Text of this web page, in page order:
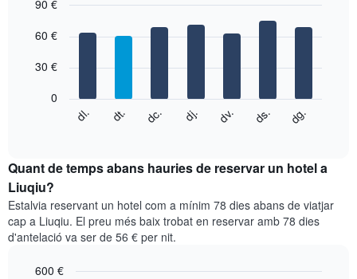
El
té
eix
gràfic
té
1
eix
Y
chart
bars.
el
preu
mitjà
d'una
habitació
cada
de
graphic.
dl. dt. dc. dj. dv. ds. dg.
0
30 €
60 €
90 €
Quant de temps abans hauries de reservar un hotel a
Liuqiu?
Estalvia reservant un hotel com a mínim 78 dies abans de viatjar
cap a Liuqiu. El preu més baix trobat en reservar amb 78 dies
d'antelació va ser de 56 € per nit.
600 €